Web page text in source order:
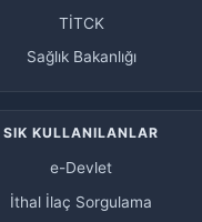
TİTCK
Sağlık Bakanlığı
SIK KULLANILANLAR
e-Devlet
İthal İlaç Sorgulama